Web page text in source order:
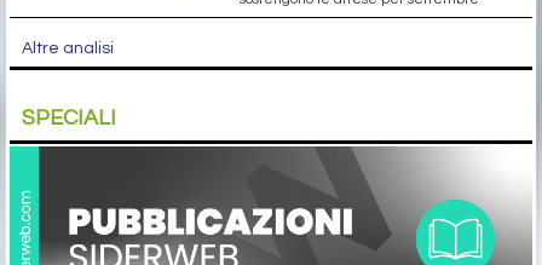
Altre analisi
SPECIALI